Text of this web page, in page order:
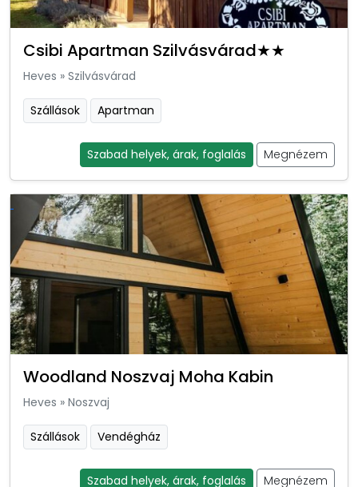
Csibi Apartman Szilvásvárad★★
Heves » Szilvásvárad
Szállások Apartman
Szabad helyek, árak, foglalás Megnézem
Woodland Noszvaj Moha Kabin
Heves » Noszvaj
Szállások Vendégház
Szabad helyek, árak, foglalás Megnézem